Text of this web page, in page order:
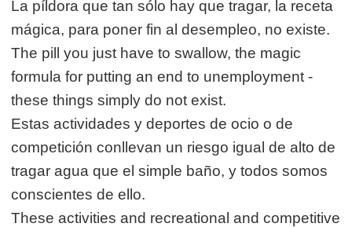
La píldora que tan sólo hay que tragar, la receta
mágica, para poner fin al desempleo, no existe.
The pill you just have to swallow, the magic
formula for putting an end to unemployment -
these things simply do not exist.
Estas actividades y deportes de ocio o de
competición conllevan un riesgo igual de alto de
tragar agua que el simple baño, y todos somos
conscientes de ello.
These activities and recreational and competitive